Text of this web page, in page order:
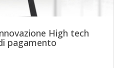
High tech
pagamento